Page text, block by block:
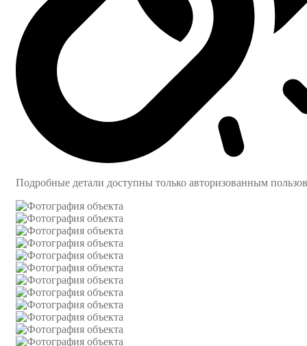
Подробные детали доступны только авторизованным